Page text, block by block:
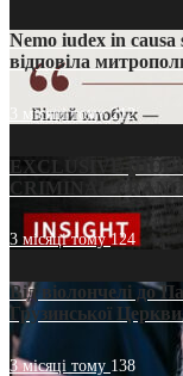
Nemo iudex in
відповіла
3 місяці тому212
EXCLUSIVE
CRIMINAL
3 місяці тому124
Від віолончелі до
Грузинської
3 місяці тому 138